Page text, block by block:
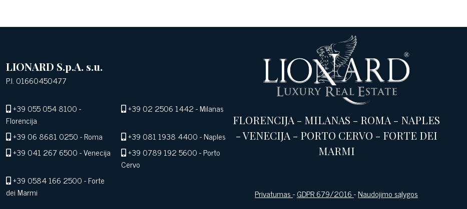
LIONARD S.p.A. s.u.
P.I. 01660450477
+39 055 054 8100-
Florencija
+39 02 2506 1442- Milanas
+39 06 8681 0250- Roma +39 081 1938 4400- Naples
+39 041 267 6500- Venecija +39 0789 192 5600- Porto
Cervo
+39 0584 166 2500- Forte
dei Marmi
FLORENCIJA - MILANAS - ROMA - NAPLES
-VENECIJA - PORTO CERVO - FORTE DEI
MARMI
Privatumas-GDPR 679/2016-Naudojimo sąlygos